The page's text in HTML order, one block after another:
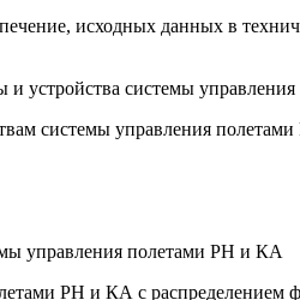
исходных данных в
и устройства системы
системы управления
управления полетами РН и КА
РН и КА с распределением